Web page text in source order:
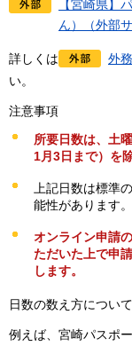
【宮崎県】
ん）（外部
詳しくは 外
い。
注意事項
所要日数は、土
1月3日まで）を
上記日数は標準
能性があります。
オンライン申請
ただいた上で申
します。
日数の数え方について
例えば、宮崎パスポ